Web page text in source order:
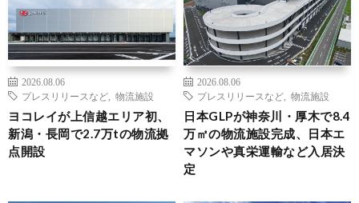
2026.08.06
プレスリリースなど
物流施設
ヨコレイが上信越エリア初、
新潟・長岡で2.7万tの物流拠
点開設
2026.08.06
プレスリリースなど
物流施設
日本GLPが神奈川・厚木で8.4
万㎡の物流施設完成、日本エ
マソンや真栄運輸など入居決
定